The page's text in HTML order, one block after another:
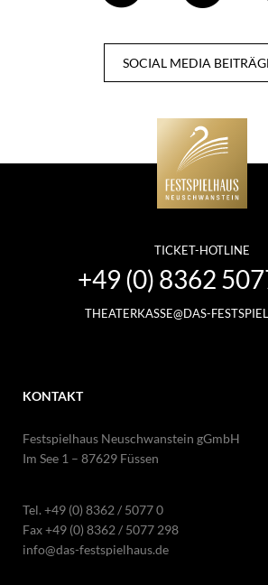
SOCIAL MEDIA
TICKET-HOTLINE
+49 (0) 8362
THEATERKASSE@DAS-
KONTAKT
Festspielhaus Neuschwanstein gGmbH
Im See 1 – 87629 Füssen
Tel. +49 (0) 8362 / 5077 0
Fax +49 (0) 8362 / 5077 298
info@das-festspielhaus.de